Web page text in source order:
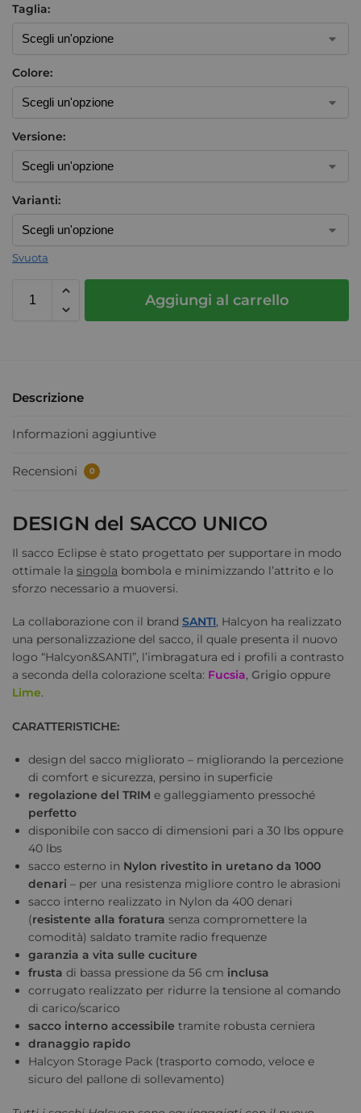
Taglia:
Colore:
Versione:
Varianti:
Svuota
Aggiungi al carrello
Descrizione
Informazioni aggiuntive
Recensioni 0
DESIGN del SACCO UNICO
Il sacco Eclipse è stato progettato per supportare in modo
ottimale la singola bombola e minimizzando l’attrito e lo
sforzo necessario a muoversi.
La collaborazione con il brand SANTI, Halcyon ha realizzato
una personalizzazione del sacco, il quale presenta il nuovo
logo “Halcyon&SANTI”, l’imbragatura ed i profili a contrasto
a seconda della colorazione scelta: Fucsia, Grigio oppure
Lime.
CARATTERISTICHE:
design del sacco migliorato – migliorando la percezione
di comfort e sicurezza, persino in superficie
regolazione del TRIM e galleggiamento pressoché
perfetto
disponibile con sacco di dimensioni pari a 30 lbs oppure
40 lbs
sacco esterno in Nylon rivestito in uretano da 1000
denari – per una resistenza migliore contro le abrasioni
sacco interno realizzato in Nylon da 400 denari
(resistente alla foratura senza compromettere la
comodità) saldato tramite radio frequenze
garanzia a vita sulle cuciture
frusta di bassa pressione da 56 cm inclusa
corrugato realizzato per ridurre la tensione al comando
di carico/scarico
sacco interno accessibile tramite robusta cerniera
dranaggio rapido
Halcyon Storage Pack (trasporto comodo, veloce e
sicuro del pallone di sollevamento)